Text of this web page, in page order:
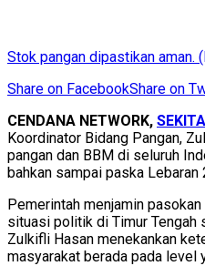
Stok pangan dipastikan aman.
Share on FacebookShare on
CENDANA NETWORK,
Koordinator Bidang Pangan,
pangan dan BBM di seluruh
bahkan sampai paska Lebaran
Pemerintah menjamin
situasi politik di Timur Tengah
Zulkifli Hasan menekankan
masyarakat berada pada level